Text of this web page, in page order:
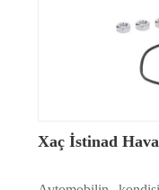
Xaç İstinad